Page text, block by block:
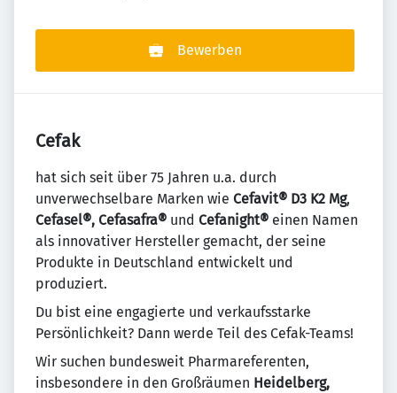
Bewerben
Cefak
hat sich seit über 75 Jahren u.a. durch
unverwechselbare Marken wie Cefavit® D3 K2 Mg,
Cefasel®, Cefasafra® und Cefanight® einen Namen
als innovativer Hersteller gemacht, der seine
Produkte in Deutschland entwickelt und
produziert.
Du bist eine engagierte und verkaufsstarke
Persönlichkeit? Dann werde Teil des Cefak-Teams!
Wir suchen bundesweit Pharmareferenten,
insbesondere in den Großräumen Heidelberg,